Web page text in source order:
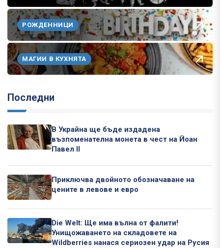
РОЖДЕННИЦИ
МАГИИ В КУХНЯТА
Последни
В Украйна ще бъде издадена
възпоменателна монета в чест на Йоан
Павел II
Приключва двойното обозначаване на
цените в левове и евро
Die Welt: Ще има вълна от фалити!
Унищожаването на складовете на
Wildberries нанася сериозен удар на Русия